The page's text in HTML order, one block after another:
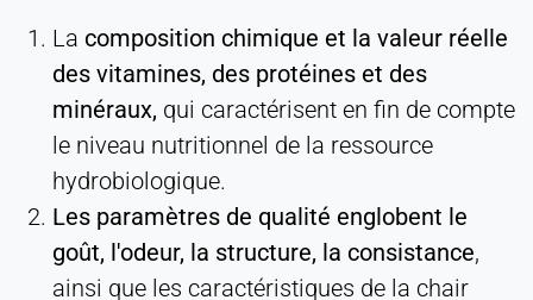
La composition chimique et la valeur réelle
des vitamines, des protéines et des
minéraux, qui caractérisent en fin de compte
le niveau nutritionnel de la ressource
hydrobiologique.
Les paramètres de qualité englobent le
goût, l'odeur, la structure, la consistance,
ainsi que les caractéristiques de la chair